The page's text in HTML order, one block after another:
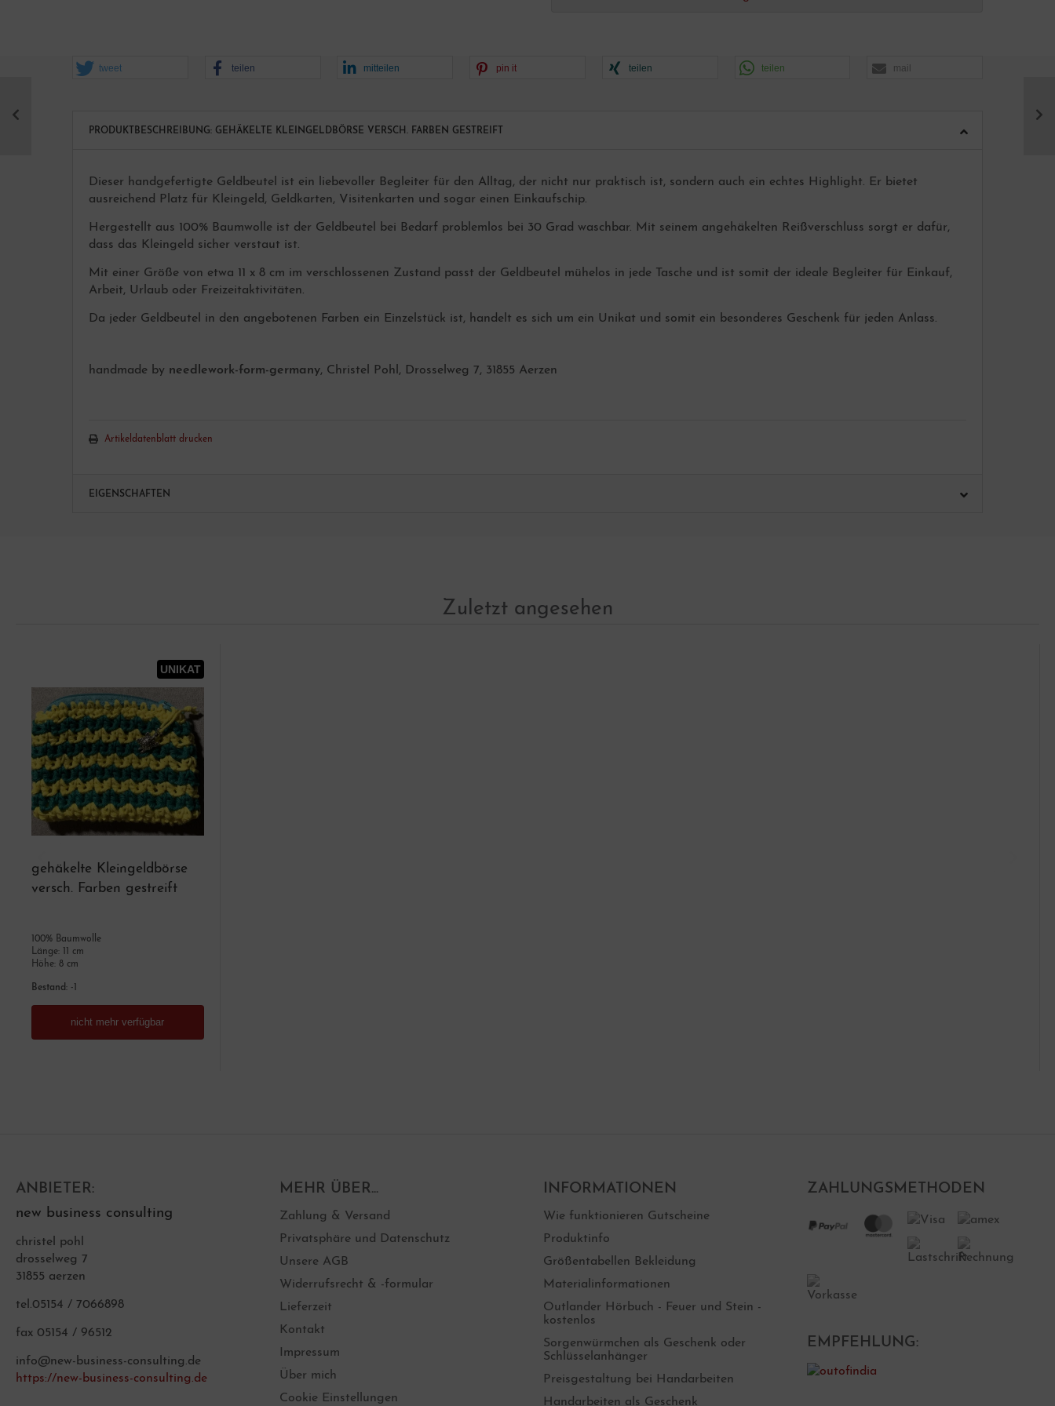
tweet teilen mitteilen pin it teilen teilen mail
PRODUKTBESCHREIBUNG: GEHÄKELTE KLEINGELDBÖRSE VERSCH. FARBEN GESTREIFT
Dieser handgefertigte Geldbeutel ist ein liebevoller Begleiter für den Alltag, der nicht nur praktisch ist, sondern auch ein echtes Highlight. Er bietet
ausreichend Platz für Kleingeld, Geldkarten, Visitenkarten und sogar einen Einkaufschip.
Hergestellt aus 100% Baumwolle ist der Geldbeutel bei Bedarf problemlos bei 30 Grad waschbar. Mit seinem angehäkelten Reißverschluss sorgt er dafür,
dass das Kleingeld sicher verstaut ist.
Mit einer Größe von etwa 11 x 8 cm im verschlossenen Zustand passt der Geldbeutel mühelos in jede Tasche und ist somit der ideale Begleiter für Einkauf,
Arbeit, Urlaub oder Freizeitaktivitäten.
Da jeder Geldbeutel in den angebotenen Farben ein Einzelstück ist, handelt es sich um ein Unikat und somit ein besonderes Geschenk für jeden Anlass.
handmade by needlework-form-germany, Christel Pohl, Drosselweg 7, 31855 Aerzen
Artikeldatenblatt drucken
EIGENSCHAFTEN
Zuletzt angesehen
UNIKAT
gehäkelte Kleingeldbörse
versch. Farben gestreift
100% Baumwolle
Länge: 11 cm
Höhe: 8 cm
Bestand: -1
nicht mehr verfügbar
ANBIETER:
new business consulting
christel pohl
drosselweg 7
31855 aerzen
tel.05154 / 7066898
fax 05154 / 96512
info@new-business-consulting.de
https://new-business-consulting.de
MEHR ÜBER...
Zahlung & Versand
Privatsphäre und Datenschutz
Unsere AGB
Widerrufsrecht & -formular
Lieferzeit
Kontakt
Impressum
Über mich
Cookie Einstellungen
INFORMATIONEN
Wie funktionieren Gutscheine
Produktinfo
Größentabellen Bekleidung
Materialinformationen
Outlander Hörbuch - Feuer und Stein -
kostenlos
Sorgenwürmchen als Geschenk oder
Schlüsselanhänger
Preisgestaltung bei Handarbeiten
Handarbeiten als Geschenk
ZAHLUNGSMETHODEN
EMPFEHLUNG:
Accessoires
Strickanleitungen